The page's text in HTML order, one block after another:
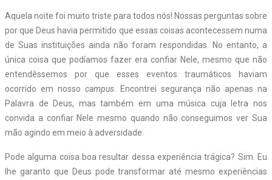
Aquela noite foi muito triste para todos nós! Nossas perguntas sobre
por que Deus havia permitido que essas coisas acontecessem numa
de Suas instituições ainda não foram respondidas. No entanto, a
única coisa que podíamos fazer era confiar Nele, mesmo que não
entendêssemos por que esses eventos traumáticos haviam
ocorrido em nosso campus . Encontrei segurança não apenas na
Palavra de Deus, mas também em uma música cuja letra nos
convida a confiar Nele mesmo quando não conseguimos ver Sua
mão agindo em meio à adversidade.
Pode alguma coisa boa resultar dessa experiência trágica? Sim. Eu
lhe garanto que Deus pode transformar até mesmo experiências